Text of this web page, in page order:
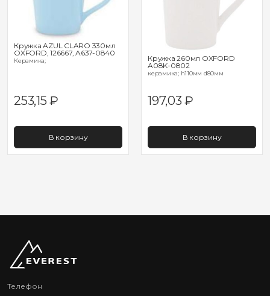
Кружка AZUL CLARO 330мл
OXFORD, 126667, A637-0840
Керамика;
253,15₽
В корзину
Кружка 260мл OXFORD
A08K-0802
керамика; h110мм d80мм
197,03₽
В корзину
Телефон